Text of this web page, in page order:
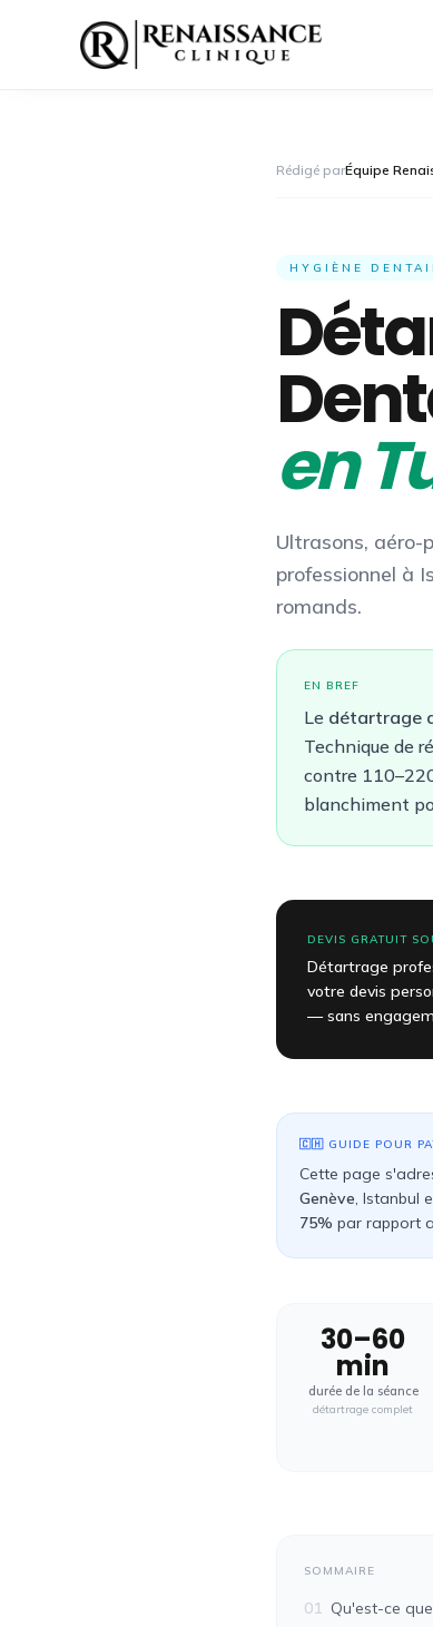
Rédigé parÉquipe
HYGIÈNE
en
Ultrasons,
professionnel à
romands.
EN BREF
Le détartrage
Technique de
contre
blanchiment
DEVIS GRATUIT
Détartrage
votre devis
— sans
🇨🇭 GUIDE POUR
Cette page
Genève, Istanbul
75% par rapport
30–60
min
durée de la séance
détartrage complet
SOMMAIRE
01 Qu'est-ce